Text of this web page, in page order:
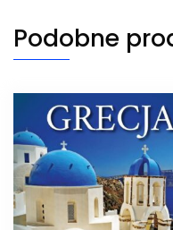
Podobne